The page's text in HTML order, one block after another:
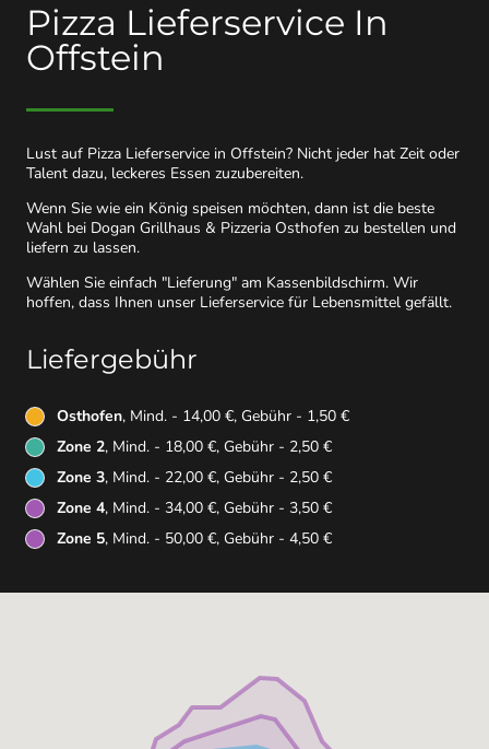
Pizza Lieferservice In
Offstein
Lust auf Pizza Lieferservice in Offstein? Nicht jeder hat Zeit oder
Talent dazu, leckeres Essen zuzubereiten.
Wenn Sie wie ein König speisen möchten, dann ist die beste
Wahl bei Dogan Grillhaus & Pizzeria Osthofen zu bestellen und
liefern zu lassen.
Wählen Sie einfach "Lieferung" am Kassenbildschirm. Wir
hoffen, dass Ihnen unser Lieferservice für Lebensmittel gefällt.
Liefergebühr
Osthofen, Mind. - 14,00 €, Gebühr - 1,50 €
Zone 2, Mind. - 18,00 €, Gebühr - 2,50 €
Zone 3, Mind. - 22,00 €, Gebühr - 2,50 €
Zone 4, Mind. - 34,00 €, Gebühr - 3,50 €
Zone 5, Mind. - 50,00 €, Gebühr - 4,50 €